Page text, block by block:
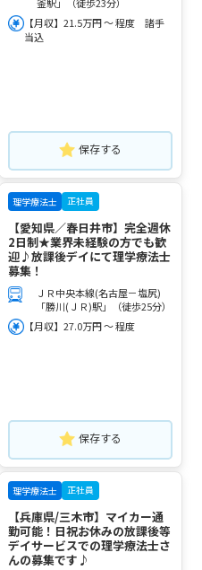
【月収】21.5万円 ～ 程度 諸手
当込
保存する
理学療法士 正社員
【愛知県／春日井市】完全週休
2日制★業界未経験の方でも歓
迎♪放課後デイにて理学療法士
募集！
ＪＲ中央本線(名古屋－塩尻)
「勝川(ＪＲ)駅」（徒歩25分）
【月収】27.0万円 ～ 程度
保存する
理学療法士 正社員
【兵庫県/三木市】マイカー通
勤可能！日祝お休みの放課後等
デイサービスでの理学療法士さ
んの募集です♪